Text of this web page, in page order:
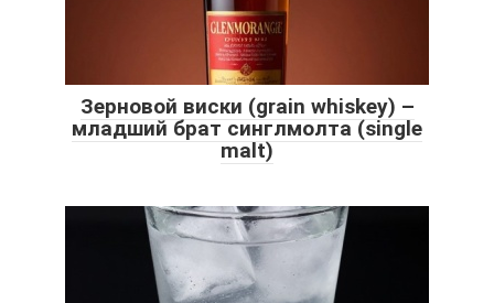
Зерновой виски (grain whiskey) –
младший брат синглмолта (single
malt)